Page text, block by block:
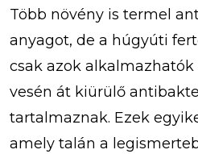
Több növény is termel
anyagot, de a húgyúti
csak azok alkalmazhatók
vesén át kiürülő
tartalmaznak. Ezek
amely talán a